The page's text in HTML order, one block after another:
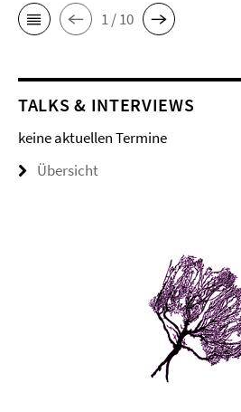
1 / 10
TALKS & INTERVIEWS
keine aktuellen Termine
Übersicht